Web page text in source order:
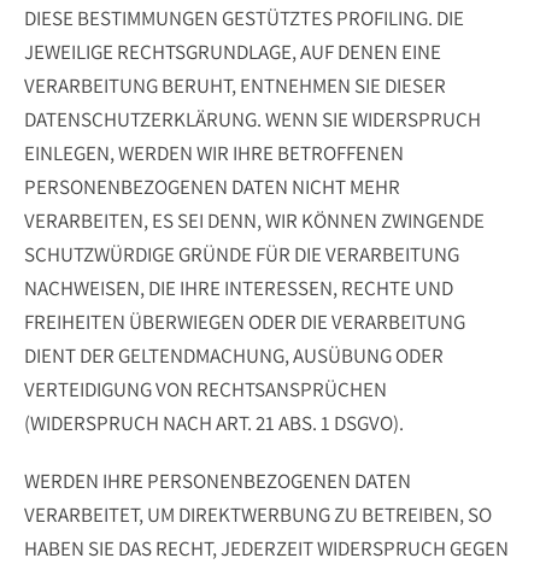
DIESE BESTIMMUNGEN GESTÜTZTES PROFILING. DIE
JEWEILIGE RECHTSGRUNDLAGE, AUF DENEN EINE
VERARBEITUNG BERUHT, ENTNEHMEN SIE DIESER
DATENSCHUTZERKLÄRUNG. WENN SIE WIDERSPRUCH
EINLEGEN, WERDEN WIR IHRE BETROFFENEN
PERSONENBEZOGENEN DATEN NICHT MEHR
VERARBEITEN, ES SEI DENN, WIR KÖNNEN ZWINGENDE
SCHUTZWÜRDIGE GRÜNDE FÜR DIE VERARBEITUNG
NACHWEISEN, DIE IHRE INTERESSEN, RECHTE UND
FREIHEITEN ÜBERWIEGEN ODER DIE VERARBEITUNG
DIENT DER GELTENDMACHUNG, AUSÜBUNG ODER
VERTEIDIGUNG VON RECHTSANSPRÜCHEN
(WIDERSPRUCH NACH ART. 21 ABS. 1 DSGVO).
WERDEN IHRE PERSONENBEZOGENEN DATEN
VERARBEITET, UM DIREKTWERBUNG ZU BETREIBEN, SO
HABEN SIE DAS RECHT, JEDERZEIT WIDERSPRUCH GEGEN